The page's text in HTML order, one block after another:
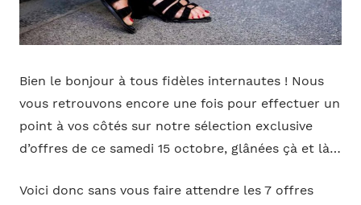
Bien le bonjour à tous fidèles internautes ! Nous
vous retrouvons encore une fois pour effectuer un
point à vos côtés sur notre sélection exclusive
d’offres de ce samedi 15 octobre, glânées çà et là…
Voici donc sans vous faire attendre les 7 offres